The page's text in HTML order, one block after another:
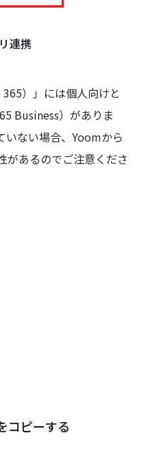
連携
）」には個人向けと
Business）がありま
いない場合、Yoomから
があるのでご注意くださ
コピーする